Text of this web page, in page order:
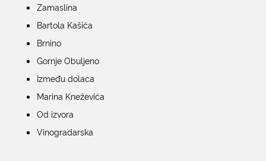
Zamaslina
Bartola Kašića
Brnino
Gornje Obuljeno
Između dolaca
Marina Kneževića
Od izvora
Vinogradarska